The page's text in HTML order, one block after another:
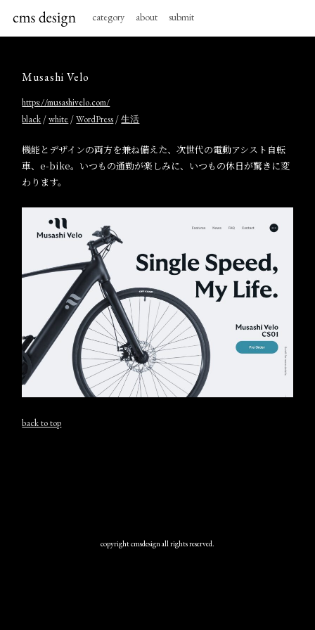
category about submit
Musashi Velo
https://musashivelo.com/
black /white /WordPress /生活
機能とデザインの両方を兼ね備えた、次世代の電動アシスト自転
車、e-bike。いつもの通勤が楽しみに、いつもの休日が驚きに変
わります。
back to top
copyright cmsdesign all rights reserved.